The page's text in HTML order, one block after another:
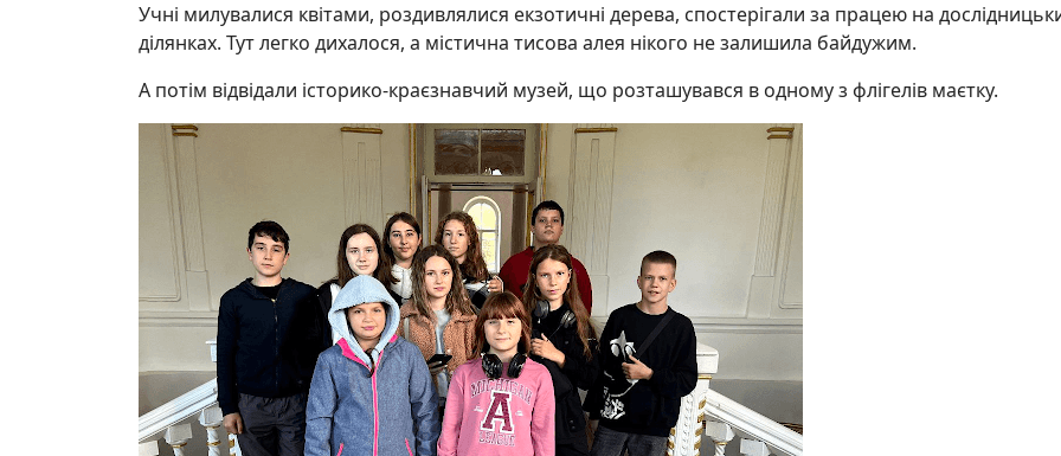
Учні милувалися квітами, роздивлялися екзотичні дерева, спостерігали за працею на
ділянках. Тут легко дихалося, а містична тисова алея нікого не залишила байдужим.
А потім відвідали історико-краєзнавчий музей, що розташувався в одному з флігелів маєтку.